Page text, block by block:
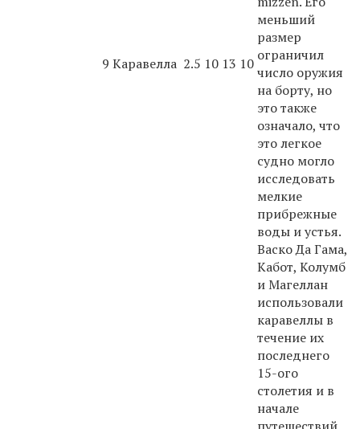
9 Каравелла 2.5 10 13 10
меньший
размер
ограничил
число оружия
на борту, но
это также
означало, что
это легкое
судно могло
исследовать
мелкие
прибрежные
воды и устья.
Васко Да Гама,
Кабот, Колумб
и Магеллан
использовали
каравеллы в
течение их
последнего
15-ого
столетия и в
начале